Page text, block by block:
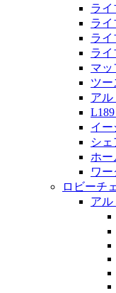
ライ
ライ
ライ
ライ
マッ
ツー
アル
イー
シ
ホー
ワ
ロビーチ
アル